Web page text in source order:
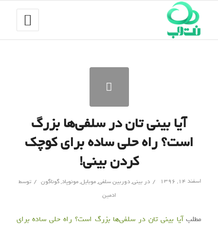
آیا بینی تان در سلفی‌ها بزرگ
است؟ راه حلی ساده برای کوچک
کردن بینی!
اسفند ۱۴, ۱۳۹۶ / دربینی,دوربین سلفی,موبایل,مونوپاد,گوناگون / توسط
ادمین
مطلبآیا بینی تان در سلفی‌ها بزرگ است؟ راه حلی ساده برای